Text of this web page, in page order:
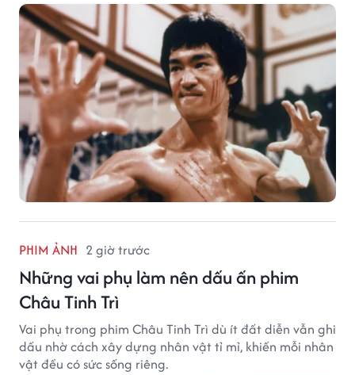
PHIM ẢNH 2 giờ trước
Những vai phụ làm nên dấu ấn phim
Châu Tinh Trì
Vai phụ trong phim Châu Tinh Trì dù ít đất diễn vẫn ghi
dấu nhờ cách xây dựng nhân vật tỉ mỉ, khiến mỗi nhân
vật đều có sức sống riêng.